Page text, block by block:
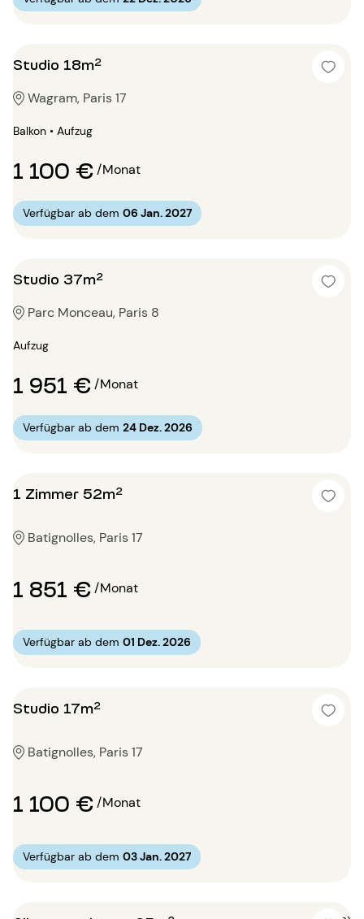
Studio 18m²
Wagram, Paris 17
Balkon • Aufzug
1 100 €/Monat
Verfügbar ab dem 06 Jan. 2027
Studio 37m²
Parc Monceau, Paris 8
Aufzug
1 951 €/Monat
Verfügbar ab dem 24 Dez. 2026
1 Zimmer 52m²
Batignolles, Paris 17
1 851 €/Monat
Verfügbar ab dem 01 Dez. 2026
Studio 17m²
Batignolles, Paris 17
1 100 €/Monat
Verfügbar ab dem 03 Jan. 2027